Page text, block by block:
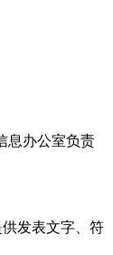
息办公室负责
发表文字、符